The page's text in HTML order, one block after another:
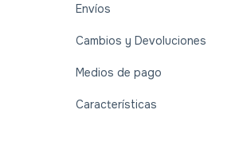
Envíos
Cambios y Devoluciones
Medios de pago
Características